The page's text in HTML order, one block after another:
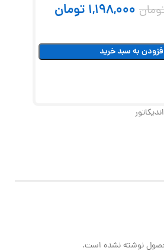
1,198,000 تومان
به سبد خرید
نوشته نشده است.